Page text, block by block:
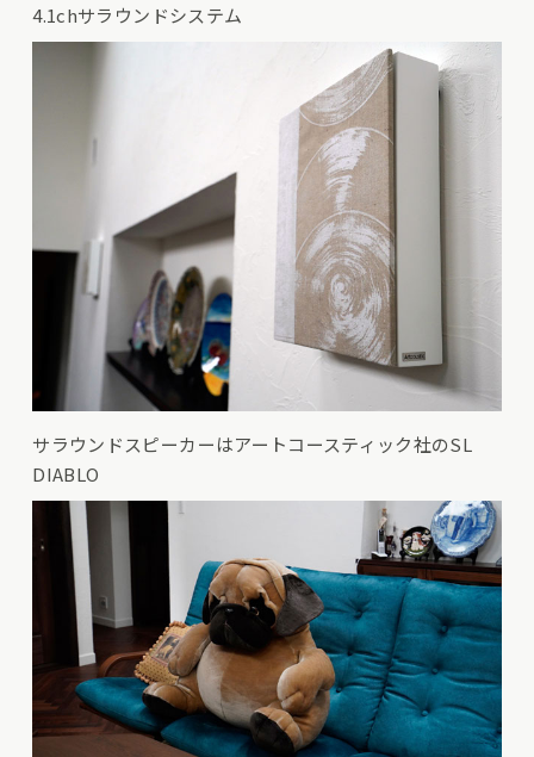
4.1chサラウンドシステム
サラウンドスピーカーはアートコースティック社のSL
DIABLO